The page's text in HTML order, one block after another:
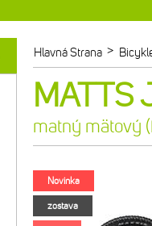
Hlavná Strana >
MATTS
matný mätový
Novinka
zostava